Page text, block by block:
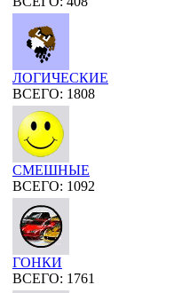
ЛОГИЧЕСКИЕ
ВСЕГО: 1808
СМЕШНЫЕ
ВСЕГО: 1092
ГОНКИ
ВСЕГО: 1761